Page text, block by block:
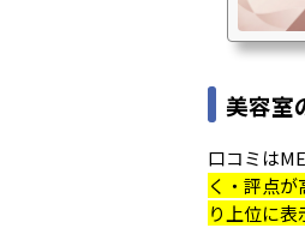
美容室
口コミは
く・評点
り上位に表